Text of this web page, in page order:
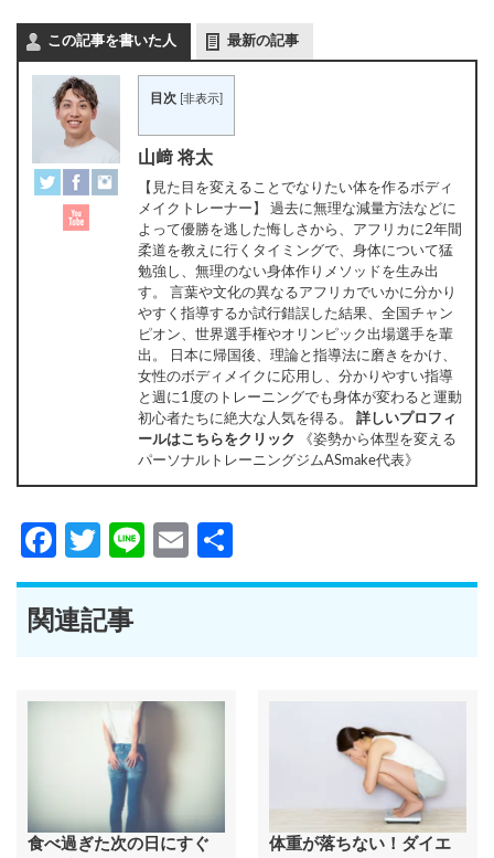
この記事を書いた人 最新の記事
目次 非表示
山﨑 将太
【見た目を変えることでなりたい体を作るボディ
メイクトレーナー】 過去に無理な減量方法などに
よって優勝を逃した悔しさから、アフリカに2年間
柔道を教えに行くタイミングで、身体について猛
勉強し、無理のない身体作りメソッドを生み出
す。 言葉や文化の異なるアフリカでいかに分かり
やすく指導するか試行錯誤した結果、全国チャン
ピオン、世界選手権やオリンピック出場選手を輩
出。 日本に帰国後、理論と指導法に磨きをかけ、
女性のボディメイクに応用し、分かりやすい指導
と週に1度のトレーニングでも身体が変わると運動
初心者たちに絶大な人気を得る。 詳しいプロフィ
ールはこちらをクリック 《姿勢から体型を変える
パーソナルトレーニングジムASmake代表》
Facebook
Twitter
LineEmail
有
関連記事
食べ過ぎた次の日にすぐ
体重が落ちない！ダイエ